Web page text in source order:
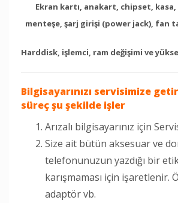
Ekran kartı, anakart, chipset, kasa,
menteşe, şarj girişi (power jack), fan
Harddisk, işlemci, ram değişimi ve
Bilgisayarınızı servisimize
süreç şu şekilde işler
Arızalı bilgisayarınız için
Size ait bütün aksesuar ve
telefonunuzun yazdığı bir
karışmaması için işaretlenir.
adaptör vb.